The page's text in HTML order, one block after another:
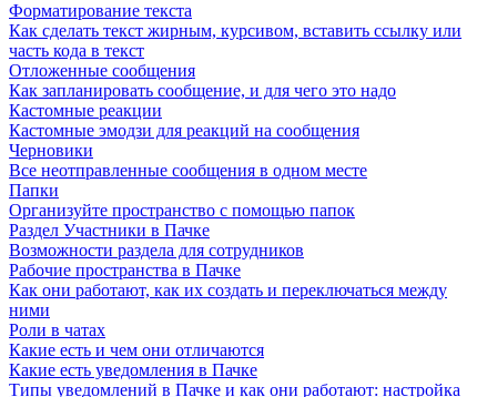
Форматирование текста
Как сделать текст жирным, курсивом, вставить ссылку или
часть кода в текст
Отложенные сообщения
Как запланировать сообщение, и для чего это надо
Кастомные реакции
Кастомные эмодзи для реакций на сообщения
Черновики
Все неотправленные сообщения в одном месте
Папки
Организуйте пространство с помощью папок
Раздел Участники в Пачке
Возможности раздела для сотрудников
Рабочие пространства в Пачке
Как они работают, как их создать и переключаться между
ними
Роли в чатах
Какие есть и чем они отличаются
Какие есть уведомления в Пачке
Типы уведомлений в Пачке и как они работают: настройка